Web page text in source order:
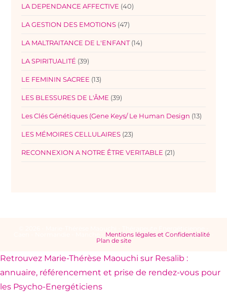
LA DEPENDANCE AFFECTIVE (40)
LA GESTION DES EMOTIONS (47)
LA MALTRAITANCE DE L'ENFANT (14)
LA SPIRITUALITÉ (39)
LE FEMININ SACREE (13)
LES BLESSURES DE L'ÂME (39)
Les Clés Génétiques (Gene Keys/ Le Human Design (13)
LES MÉMOIRES CELLULAIRES (23)
RECONNEXION A NOTRE ÊTRE VERITABLE (21)
Mentions légales et Confidentialité-
Plan de site
Retrouvez Marie-Thérèse Maouchi sur Resalib :
annuaire, référencement et prise de rendez-vous pour
les Psycho-Energéticiens